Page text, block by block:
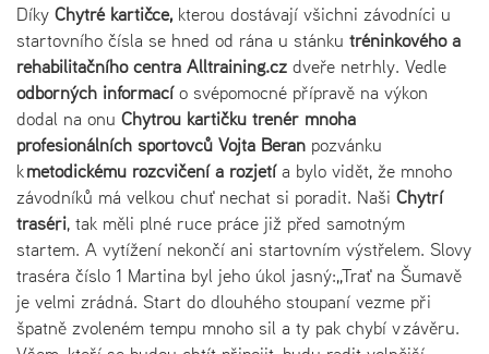
Díky Chytré kartičce,kterou dostávají všichni závodníci u
startovního čísla se hned od rána u stánku tréninkového a
rehabilitačního centra Alltraining.cz dveře netrhly. Vedle
odborných informacío svépomocné přípravě na výkon
dodal na onu Chytrou kartičku trenér mnoha
profesionálních sportovců Vojta Beran pozvánku
kmetodickému rozcvičení a rozjetía bylo vidět, že mnoho
závodníků má velkou chuť nechat si poradit. Naši Chytří
traséři, tak měli plné ruce práce již před samotným
startem. A vytížení nekončí ani startovním výstřelem. Slovy
traséra číslo 1 Martina byl jeho úkol jasný:,,Trať na Šumavě
je velmi zrádná. Start do dlouhého stoupaní vezme při
špatně zvoleném tempu mnoho sil a ty pak chybí v závěru.